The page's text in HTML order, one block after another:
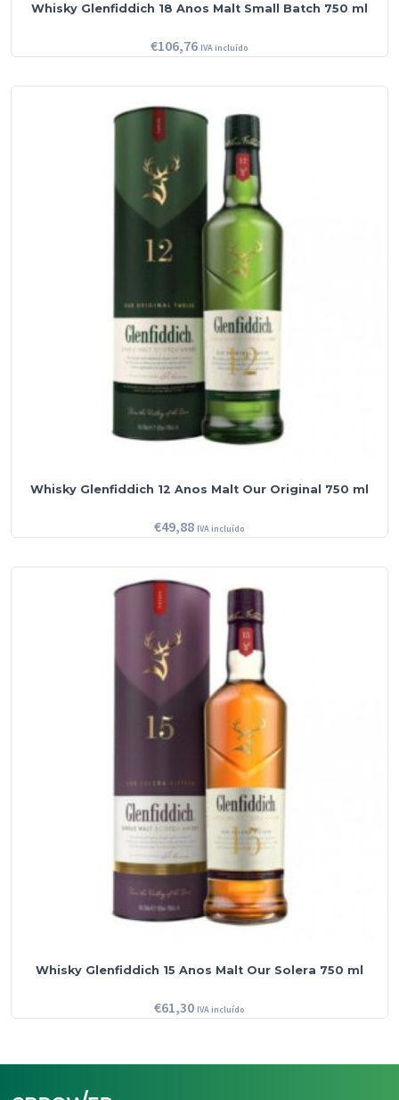
Whisky Glenfiddich 18 Anos Malt Small Batch 750 ml
€106,76 IVA incluído
Whisky Glenfiddich 12 Anos Malt Our Original 750 ml
€49,88 IVA incluído
Whisky Glenfiddich 15 Anos Malt Our Solera 750 ml
€61,30 IVA incluído